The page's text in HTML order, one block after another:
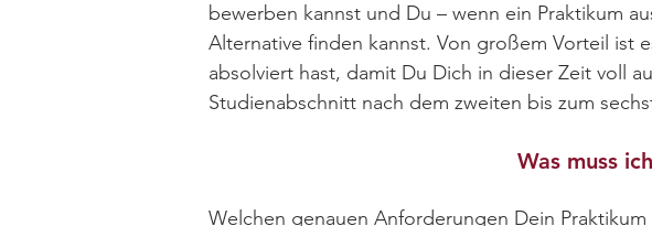
bewerben kannst und Du – wenn ein Praktikum
Alternative finden kannst. Von großem Vorteil ist
absolviert hast, damit Du Dich in dieser Zeit voll
Studienabschnitt nach dem zweiten bis zum
Was muss
Welchen genauen Anforderungen Dein